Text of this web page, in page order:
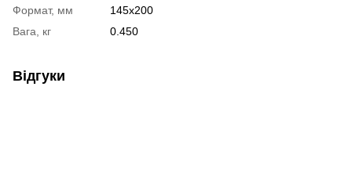
Формат, мм
145x200
Вага, кг
0.450
Відгуки